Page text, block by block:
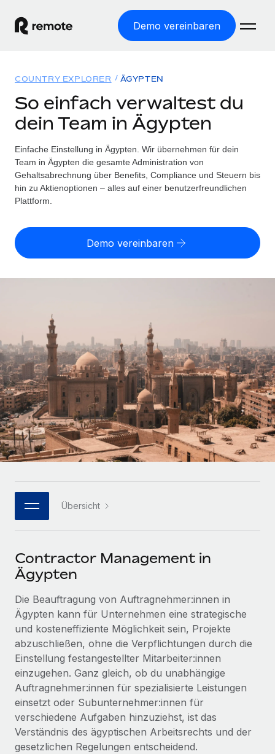
Demo vereinbaren
WELTWEITE BESCHÄFTIGUNG
Globale Payroll
Einfache, rechtssicher Payroll
Employer of Record
Weltweites Wachstum ohne Kosten für Niederlassungen
Contractor of Record
Rechtssichere, weltweite Arbeit mit Freelancer:innen
Globales Onboarding und Verwalten von
PEO
Auslagern von komplexen HR-Aufgaben
INFRASTRUKTUR
Remote Embedded
Nahtlose Integration der HR in bestehende Abläufe
Plattform
Integrierte HR-Kernfunktionen für dein Team
MCP
Integrationen
Tools
DIENSTLEISTUNGEN
Frag unsere Expert:innen
Hilfe von Expert:innen für globale HR & Compliance
Background-Checks
Einfacheres Bewerber:innen-Screening
Compliance Watchtower
Lückenlose Compliance
Geräteverwaltung
Lösungen
WELTWEITE ABDECKUNG
Country Explorer
Länderspezifische Unterstützung bei der Einstellung
Einfache Einstellung in allen US-Bundesstaaten
Startups
Agile HR- und Payroll-Lösungen für wachsende
Unternehmen
Mittelstand
Maßgeschneiderte HR-Lösungen, um Teams zu
vergrößern
Enterprise
Globale HR für Konzerne und Großunternehmen
PARTNER WERDEN
Flexible Einbettung von Global-HR-Funktionen in deine
Partner werden
Entdecke die Möglichkeiten einer Partnerschaft
Remote Build
Demnächst verfügbar
Beratung zu Integrationen und KI-Automatisierung
FALLSTUDIEN
So hat der KI-Vorreiter Weaviate sein Team mit
Remote um 120 % vergrößert
Weaviate auf einen Blick Weaviate entwickelt KI-basierte
Open-Source-Infrastrukturen. Das...
Ressourcen
TOOLS UND RECHNER
Scheinselbstständigkeitsrisiko berechnen
Personalkostenrechner
Honorarzahlungen berechnen
Informationen zu möglichen Währungen und
Abwicklungsfristen für globale Freelancer:innen
LERNEN MIT REMOTE
Forschung und Leitfäden
Fallstudien
HR-Glossar
Bibliothek für Stellenbeschreibungen
Webinare
Events
Newsroom
Informationen zu Gehältern und Qualifikationen
Insights Center
Hol dir Unterstützung
Alle Ressourcen anzeigen
BLOG
Preise
Deutsch
Español
Italiano
Português (Portugal)
한국어
COUNTRY EXPLORER ÄGYPTEN
So einfach verwaltest du
dein Team in Ägypten
Einfache Einstellung in Ägypten. Wir übernehmen für dein
Team in Ägypten die gesamte Administration von
Gehaltsabrechnung über Benefits, Compliance und Steuern bis
hin zu Aktienoptionen – alles auf einer benutzerfreundlichen
Plattform.
Demo vereinbaren
Übersicht
Contractor Management in
Ägypten
Die Beauftragung von Auftragnehmer:innen in
Ägypten kann für Unternehmen eine strategische
und kosteneffiziente Möglichkeit sein, Projekte
abzuschließen, ohne die Verpflichtungen durch die
Einstellung festangestellter Mitarbeiter:innen
einzugehen. Ganz gleich, ob du unabhängige
Auftragnehmer:innen für spezialisierte Leistungen
einsetzt oder Subunternehmer:innen für
verschiedene Aufgaben hinzuziehst, ist das
Verständnis des ägyptischen Arbeitsrechts und der
gesetzlichen Regelungen entscheidend.